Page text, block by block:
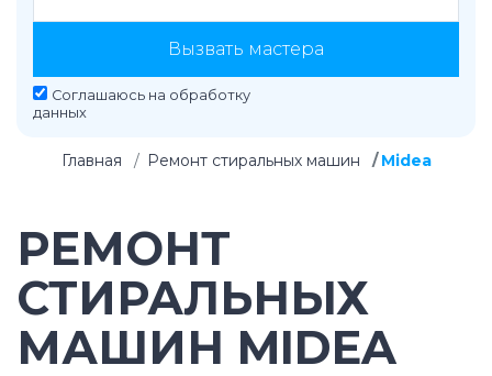
Вызвать мастера
Соглашаюсь на обработку
данных
Главная Ремонт стиральных машин Midea
РЕМОНТ
СТИРАЛЬНЫХ
МАШИН MIDEA